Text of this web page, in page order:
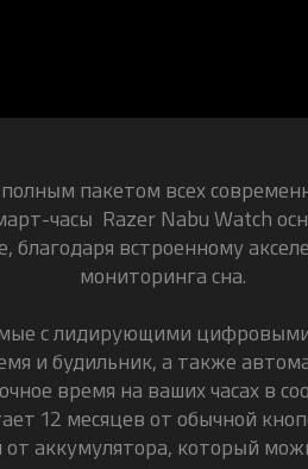
пакетом всех
часы Razer Nabu Watch
благодаря встроенному
мониторинга сна.
с лидирующими
и будильник, а также
время на ваших часах в
12 месяцев от обычной
аккумулятора, который